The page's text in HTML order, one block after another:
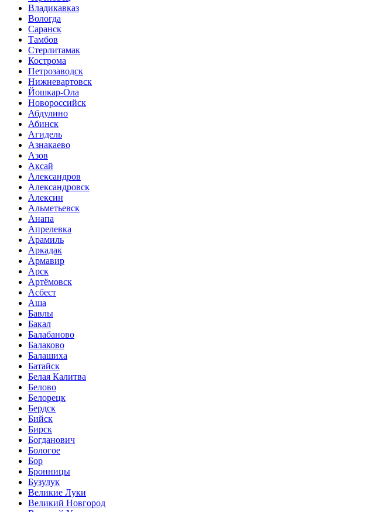
Владикавказ
Вологда
Саранск
Тамбов
Стерлитамак
Кострома
Петрозаводск
Нижневартовск
Йошкар-Ола
Новороссийск
Абдулино
Абинск
Агидель
Азнакаево
Азов
Аксай
Александров
Александровск
Алексин
Альметьевск
Анапа
Апрелевка
Арамиль
Аркадак
Армавир
Арск
Артёмовск
Асбест
Аша
Бавлы
Бакал
Балабаново
Балаково
Балашиха
Батайск
Белая Калитва
Белово
Белорецк
Бердск
Бийск
Бирск
Богданович
Бологое
Бор
Бронницы
Бузулук
Великие Луки
Великий Новгород